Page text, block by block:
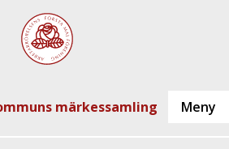
märkessamling